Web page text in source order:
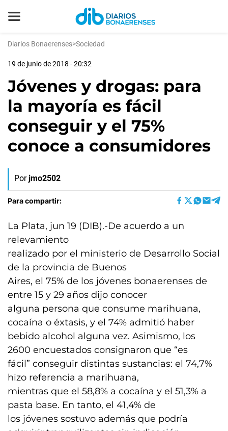
Diarios Bonaerenses>Sociedad
19 de junio de 2018 - 20:32
Jóvenes y drogas: para
la mayoría es fácil
conseguir y el 75%
conoce a consumidores
Por jmo2502
Para compartir:
La Plata, jun 19 (DIB).-De acuerdo a un
relevamiento
realizado por el ministerio de Desarrollo Social
de la provincia de Buenos
Aires, el 75% de los jóvenes bonaerenses de
entre 15 y 29 años dijo conocer
alguna persona que consume marihuana,
cocaína o éxtasis, y el 74% admitió haber
bebido alcohol alguna vez. Asimismo, los
2600 encuestados consignaron que “es
fácil” conseguir distintas sustancias: el 74,7%
hizo referencia a marihuana,
mientras que el 58,8% a cocaína y el 51,3% a
pasta base. En tanto, el 41,4% de
los jóvenes sostuvo además que podría